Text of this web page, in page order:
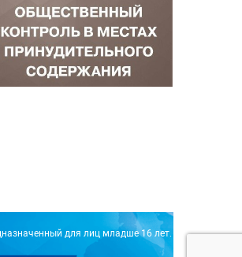
для лиц младше 16 лет.